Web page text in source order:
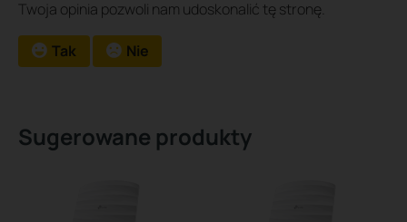
Twoja opinia pozwoli nam udoskonalić tę stronę.
Tak Nie
Sugerowane produkty